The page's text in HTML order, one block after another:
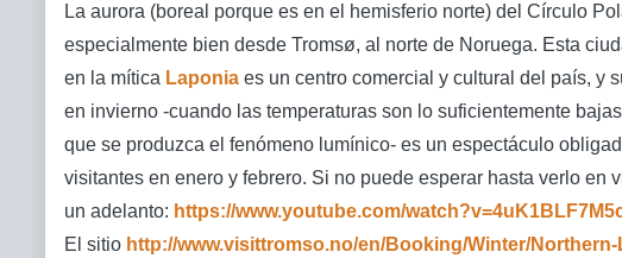
La aurora (boreal porque es en el hemisferio norte) del Círculo
especialmente bien desde Tromsø, al norte de Noruega. Esta
en la mítica Laponia es un centro comercial y cultural del país, y
en invierno -cuando las temperaturas son lo suficientemente
que se produzca el fenómeno lumínico- es un espectáculo
visitantes en enero y febrero. Si no puede esperar hasta verlo en
un adelanto: https://www.youtube.com/
El sitio http://www.visittromso.no/en/Booking/Winter/